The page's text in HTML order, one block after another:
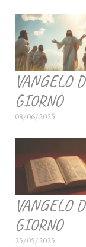
VANGELO
GIORNO
08/06/2025
VANGELO
GIORNO
25/05/2025